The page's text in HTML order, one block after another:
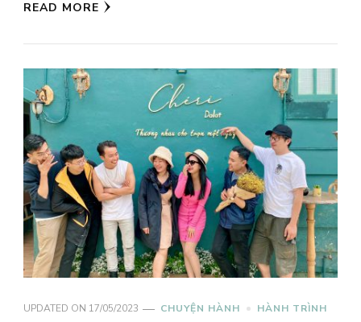
READ MORE
UPDATED ON 17/05/2023 CHUYỆN HÀNH HÀNH TRÌNH